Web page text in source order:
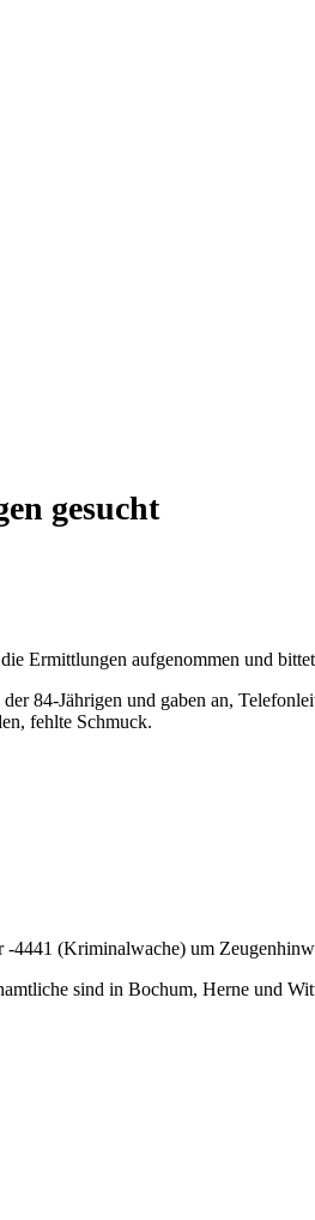
gesucht
Ermittlungen aufgenommen und
84-Jährigen und gaben an,
fehlte Schmuck.
4441 (Kriminalwache) um
sind in Bochum, Herne und